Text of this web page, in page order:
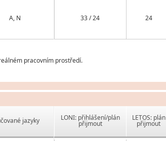
A, N 33 / 24 24
pracovním prostředí.
jazyky LONI: přihlášení/plán
přijmout
LETOS: plán
přijmout